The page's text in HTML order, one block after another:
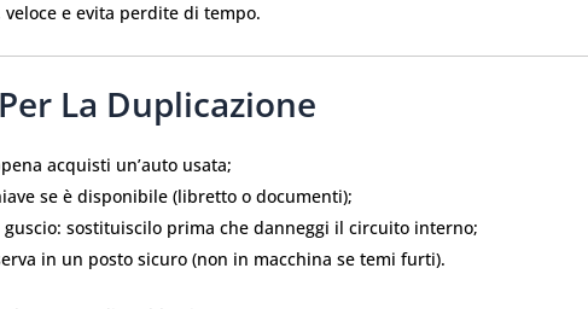
e evita perdite di tempo.
La Duplicazione
acquisti un’auto usata;
se è disponibile (libretto o documenti);
sostituiscilo prima che danneggi il circuito interno;
in un posto sicuro (non in macchina se temi furti).